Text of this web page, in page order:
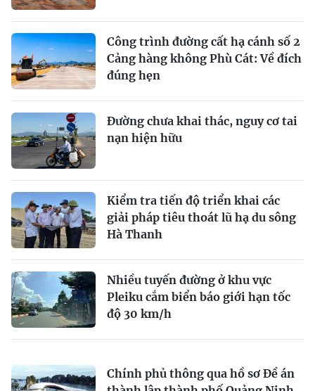
Công trình đường cất hạ cánh số 2
Cảng hàng không Phù Cát: Về đích
đúng hẹn
Đường chưa khai thác, nguy cơ tai
nạn hiện hữu
Kiểm tra tiến độ triển khai các
giải pháp tiêu thoát lũ hạ du sông
Hà Thanh
Nhiều tuyến đường ở khu vực
Pleiku cắm biển báo giới hạn tốc
độ 30 km/h
Chính phủ thông qua hồ sơ Đề án